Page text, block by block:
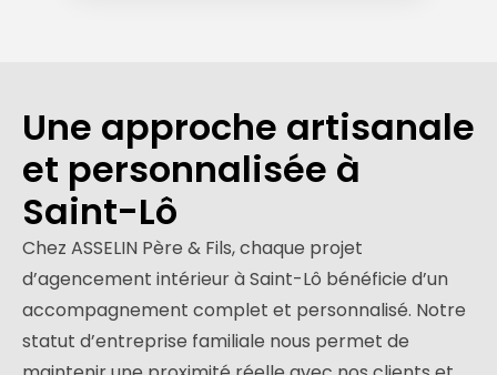
Une approche artisanale
et personnalisée à
Saint-Lô
Chez ASSELIN Père & Fils, chaque projet
d’agencement intérieur à Saint-Lô bénéficie d’un
accompagnement complet et personnalisé. Notre
statut d’entreprise familiale nous permet de